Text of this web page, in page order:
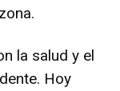
la salud y el
Hoy